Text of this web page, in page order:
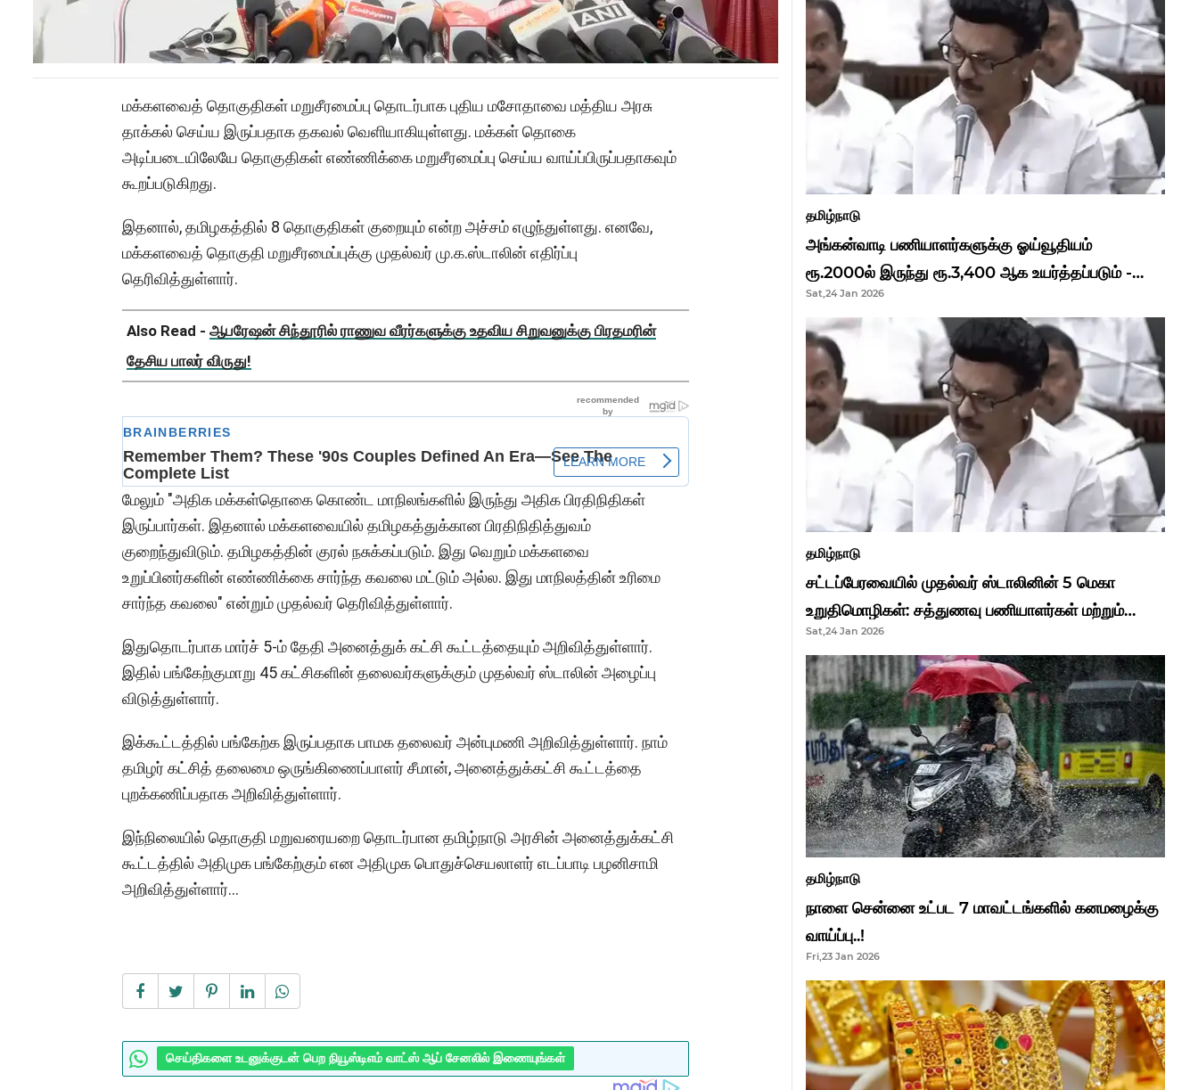
மக்களவைத் தொகுதிகள் மறுசீரமைப்பு தொடர்பாக புதிய மசோதாவை மத்திய அரசு
தாக்கல் செய்ய இருப்பதாக தகவல் வெளியாகியுள்ளது. மக்கள் தொகை
அடிப்படையிலேயே தொகுதிகள் எண்ணிக்கை மறுசீரமைப்பு செய்ய வாய்ப்பிருப்பதாகவும்
கூறப்படுகிறது.
இதனால், தமிழகத்தில் 8 தொகுதிகள் குறையும் என்ற அச்சம் எழுந்துள்ளது. எனவே,
மக்களவைத் தொகுதி மறுசீரமைப்புக்கு முதல்வர் மு.க.ஸ்டாலின் எதிர்ப்பு
தெரிவித்துள்ளார்.
Also Read - ஆபரேஷன் சிந்தூரில் ராணுவ வீரர்களுக்கு உதவிய சிறுவனுக்கு பிரதமரின்
தேசிய பாலர் விருது!
மேலும் "அதிக மக்கள்தொகை கொண்ட மாநிலங்களில் இருந்து அதிக பிரதிநிதிகள்
இருப்பார்கள். இதனால் மக்களவையில் தமிழகத்துக்கான பிரதிநிதித்துவம்
குறைந்துவிடும். தமிழகத்தின் குரல் நசுக்கப்படும். இது வெறும் மக்களவை
உறுப்பினர்களின் எண்ணிக்கை சார்ந்த கவலை மட்டும் அல்ல. இது மாநிலத்தின் உரிமை
சார்ந்த கவலை" என்றும் முதல்வர் தெரிவித்துள்ளார்.
இதுதொடர்பாக மார்ச் 5-ம் தேதி அனைத்துக் கட்சி கூட்டத்தையும் அறிவித்துள்ளார்.
இதில் பங்கேற்குமாறு 45 கட்சிகளின் தலைவர்களுக்கும் முதல்வர் ஸ்டாலின் அழைப்பு
விடுத்துள்ளார்.
இக்கூட்டத்தில் பங்கேற்க இருப்பதாக பாமக தலைவர் அன்புமணி அறிவித்துள்ளார். நாம்
தமிழர் கட்சித் தலைமை ஒருங்கிணைப்பாளர் சீமான், அனைத்துக்கட்சி கூட்டத்தை
புறக்கணிப்பதாக அறிவித்துள்ளார்.
இந்நிலையில் தொகுதி மறுவரையறை தொடர்பான தமிழ்நாடு அரசின் அனைத்துக்கட்சி
கூட்டத்தில் அதிமுக பங்கேற்கும் என அதிமுக பொதுச்செயலாளர் எடப்பாடி பழனிசாமி
அறிவித்துள்ளார்...
செய்திகளை உடனுக்குடன் பெற நியூஸ்டிஎம் வாட்ஸ் ஆப் சேனலில் இணையுங்கள்
தமிழ்நாடு
அங்கன்வாடி பணியாளர்களுக்கு ஓய்வூதியம்
ரூ.2000ல் இருந்து ரூ.3,400 ஆக உயர்த்தப்படும் -
முதல்வர் மு.க.ஸ்டாலின்..!
Sat,24 Jan 2026
தமிழ்நாடு
சட்டப்பேரவையில் முதல்வர் ஸ்டாலினின் 5 மெகா
உறுதிமொழிகள்: சத்துணவு பணியாளர்கள் மற்றும்
ஆசிரியர்களுக்கு ஜாக்பாட்!
Sat,24 Jan 2026
தமிழ்நாடு
நாளை சென்னை உட்பட 7 மாவட்டங்களில் கனமழைக்கு
வாய்ப்பு..!
Fri,23 Jan 2026